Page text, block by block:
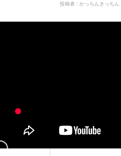
投稿者 : かっちんきっちん